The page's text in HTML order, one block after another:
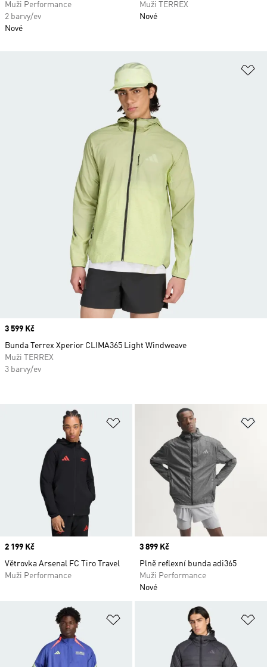
Muži Performance
2 barvy/ev
Nové
Muži TERREX
Nové
Přidat do seznamu přání
Price
2 199 Kč
Větrovka Arsenal FC Tiro Travel
Muži Performance
Price
3 899 Kč
Plně reflexní bunda adi365
Muži Performance
Nové
Přidat do seznamu přání
Price
3 599 Kč
Bunda Terrex Xperior CLIMA365 Light Windweave
Muži TERREX
3 barvy/ev